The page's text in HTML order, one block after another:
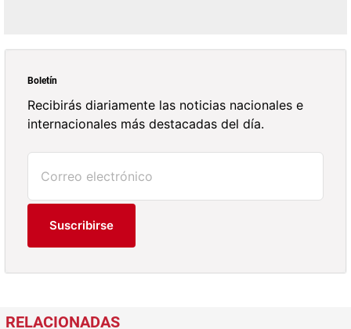
Boletín
Recibirás diariamente las noticias nacionales e
internacionales más destacadas del día.
Suscribirse